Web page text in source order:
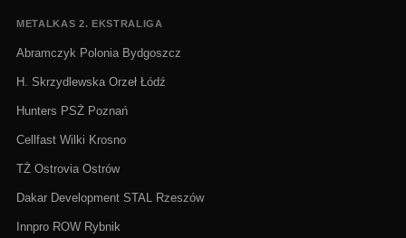
METALKAS 2. EKSTRALIGA
Abramczyk Polonia Bydgoszcz
H. Skrzydlewska Orzeł Łódź
Hunters PSŻ Poznań
Cellfast Wilki Krosno
TŻ Ostrovia Ostrów
Dakar Development STAL Rzeszów
Innpro ROW Rybnik